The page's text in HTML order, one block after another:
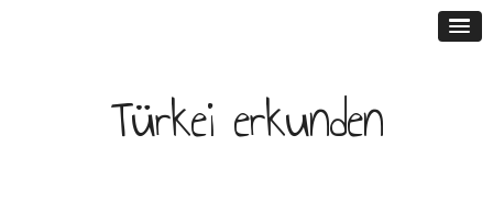
Türkei erkunden